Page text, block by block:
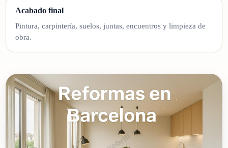
Acabado final
Pintura, carpintería, suelos, juntas, encuentros y limpieza de
obra.